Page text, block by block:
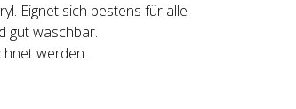
Eignet sich bestens für alle
gut waschbar.
werden.